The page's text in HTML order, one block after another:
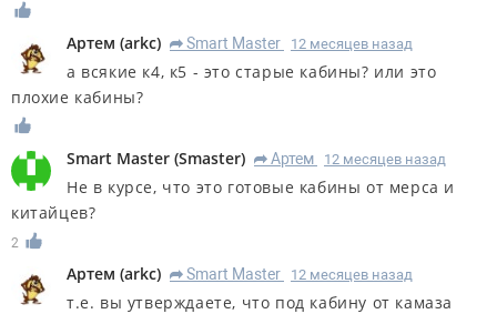
Артем (arkc) R Smart Master 12 месяцев назад
а всякие к4, к5 - это старые кабины? или это
плохие кабины?
Smart Master (Smaster) R Артем 12 месяцев назад
Не в курсе, что это готовые кабины от мерса и
китайцев?
2
Артем (arkc) R Smart Master 12 месяцев назад
т.е. вы утверждаете, что под кабину от камаза